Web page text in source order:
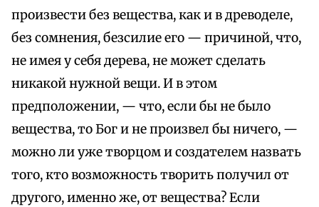
произвести без вещества, как и в древоделе,
без сомнения, безсилие его — причиной, что,
не имея у себя дерева, не может сделать
никакой нужной вещи. И в этом
предположении, — что, если бы не было
вещества, то Бог и не произвел бы ничего, —
можно ли уже творцом и создателем назвать
того, кто возможность творить получил от
другого, именно же, от вещества? Если